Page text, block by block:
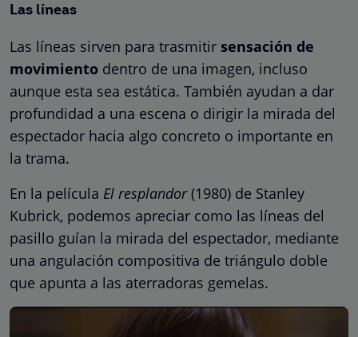
Las líneas
Las líneas sirven para trasmitir sensación de
movimiento dentro de una imagen, incluso
aunque esta sea estática. También ayudan a dar
profundidad a una escena o dirigir la mirada del
espectador hacia algo concreto o importante en
la trama.
En la película El resplandor(1980) de Stanley
Kubrick, podemos apreciar como las líneas del
pasillo guían la mirada del espectador, mediante
una angulación compositiva de triángulo doble
que apunta a las aterradoras gemelas.